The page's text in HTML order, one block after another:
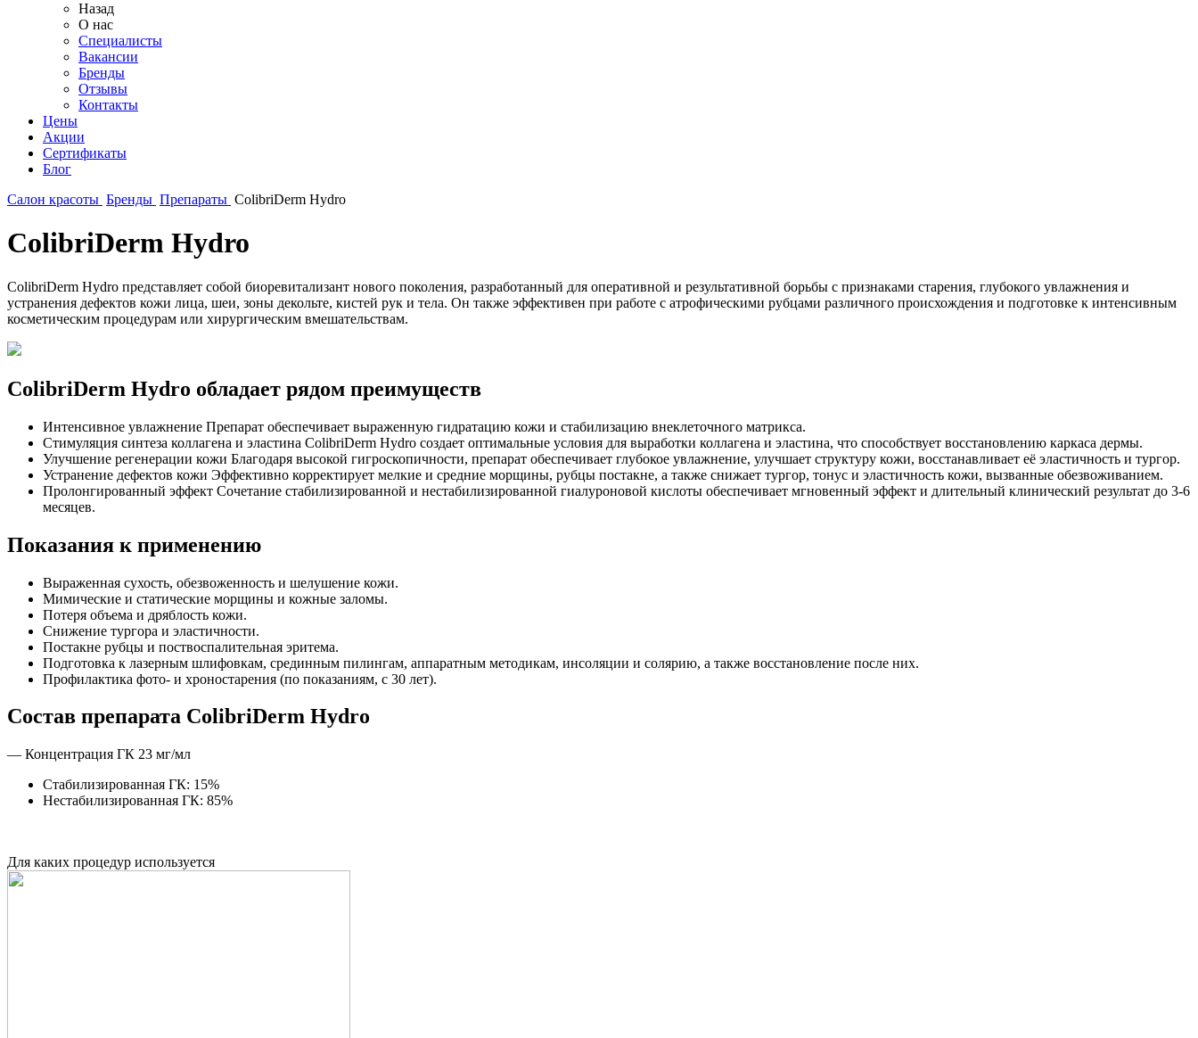
Назад
О нас
Специалисты
Вакансии
Бренды
Отзывы
Контакты
Цены
Акции
Сертификаты
Блог
Салон красоты Бренды Препараты ColibriDerm Hydro
ColibriDerm Hydro
ColibriDerm Hydro представляет собой биоревитализант нового поколения, разработанный для оперативной и результативной борьбы с признаками старения, глубокого увлажнения и
устранения дефектов кожи лица, шеи, зоны декольте, кистей рук и тела. Он также эффективен при работе с атрофическими рубцами различного происхождения и подготовке к интенсивным
косметическим процедурам или хирургическим вмешательствам.
ColibriDerm Hydro обладает рядом преимуществ
Интенсивное увлажнение Препарат обеспечивает выраженную гидратацию кожи и стабилизацию внеклеточного матрикса.
Стимуляция синтеза коллагена и эластина ColibriDerm Hydro создает оптимальные условия для выработки коллагена и эластина, что способствует восстановлению каркаса дермы.
Улучшение регенерации кожи Благодаря высокой гигроскопичности, препарат обеспечивает глубокое увлажнение, улучшает структуру кожи, восстанавливает её эластичность и тургор.
Устранение дефектов кожи Эффективно корректирует мелкие и средние морщины, рубцы постакне, а также снижает тургор, тонус и эластичность кожи, вызванные обезвоживанием.
Пролонгированный эффект Сочетание стабилизированной и нестабилизированной гиалуроновой кислоты обеспечивает мгновенный эффект и длительный клинический результат до 3-6
месяцев.
Показания к применению
Выраженная сухость, обезвоженность и шелушение кожи.
Мимические и статические морщины и кожные заломы.
Потеря объема и дряблость кожи.
Снижение тургора и эластичности.
Постакне рубцы и поствоспалительная эритема.
Подготовка к лазерным шлифовкам, срединным пилингам, аппаратным методикам, инсоляции и солярию, а также восстановление после них.
Профилактика фото- и хроностарения (по показаниям, с 30 лет).
Состав препарата ColibriDerm Hydro
— Концентрация ГК 23 мг/мл
Стабилизированная ГК: 15%
Нестабилизированная ГК: 85%
Для каких процедур используется